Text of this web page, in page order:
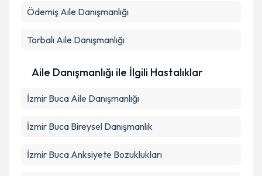
Ödemiş Aile Danışmanlığı
Torbalı Aile Danışmanlığı
Aile Danışmanlığı ile İlgili Hastalıklar
İzmir Buca Aile Danışmanlığı
İzmir Buca Bireysel Danışmanlık
İzmir Buca Anksiyete Bozuklukları